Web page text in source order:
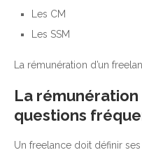
Les CM
Les SSM
La rémunération d’un
La rémunération
questions
Un freelance doit définir